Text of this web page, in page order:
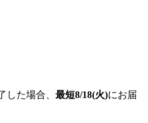
した場合、 最短8/18(火)にお届